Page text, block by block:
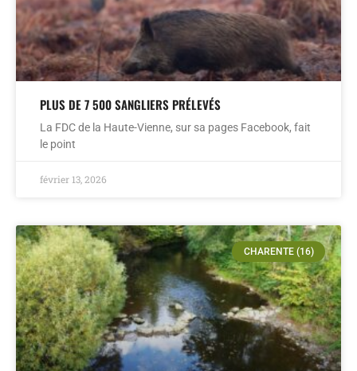
PLUS DE 7 500 SANGLIERS PRÉLEVÉS
La FDC de la Haute-Vienne, sur sa pages Facebook, fait
le point
février 13, 2026
CHARENTE (16)